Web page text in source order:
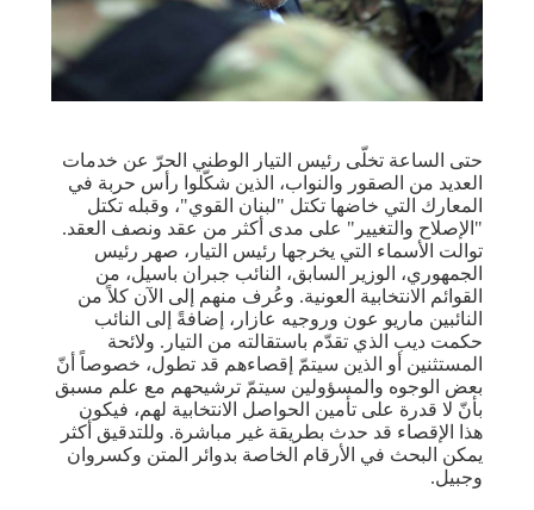
حتى الساعة تخلّى رئيس التيار الوطني الحرّ عن خدمات
العديد من الصقور والنواب، الذين شكّلوا رأس حربة في
المعارك التي خاضها تكتل "لبنان القوي"، وقبله تكتل
"الإصلاح والتغيير" على مدى أكثر من عقد ونصف العقد.
توالت الأسماء التي يخرجها رئيس التيار، صهر رئيس
الجمهوري، الوزير السابق، النائب جبران باسيل، من
القوائم الانتخابية العونية. وعُرف منهم إلى الآن كلاً من
النائبين ماريو عون وروجيه عازار، إضافةً إلى النائب
حكمت ديب الذي تقدّم باستقالته من التيار. ولائحة
المستثنين أو الذين سيتمّ إقصاءهم قد تطول، خصوصاً أنّ
بعض الوجوه والمسؤولين سيتمّ ترشيحهم مع علم مسبق
بأنّ لا قدرة على تأمين الحواصل الانتخابية لهم، فيكون
هذا الإقصاء قد حدث بطريقة غير مباشرة. وللتدقيق أكثر
يمكن البحث في الأرقام الخاصة بدوائر المتن وكسروان
وجبيل.